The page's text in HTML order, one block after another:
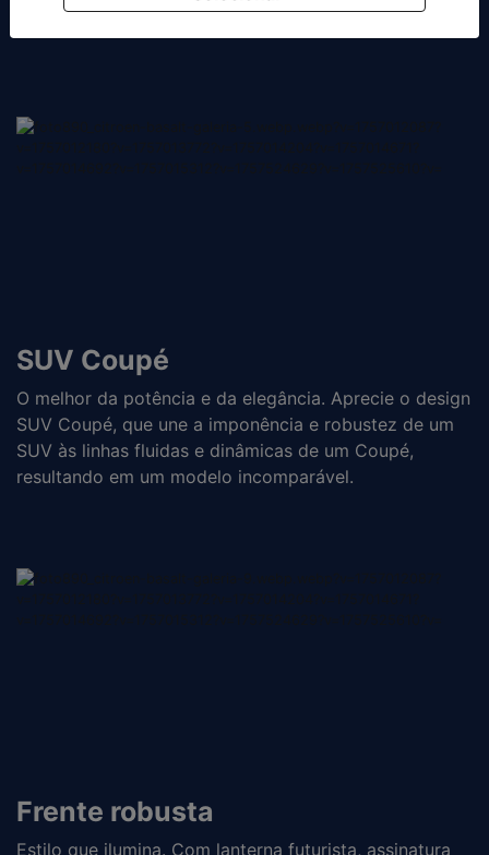
SUV Coupé
O melhor da potência e da elegância. Aprecie o design
SUV Coupé, que une a imponência e robustez de um
SUV às linhas fluidas e dinâmicas de um Coupé,
resultando em um modelo incomparável.
Frente robusta
Estilo que ilumina. Com lanterna futurista, assinatura